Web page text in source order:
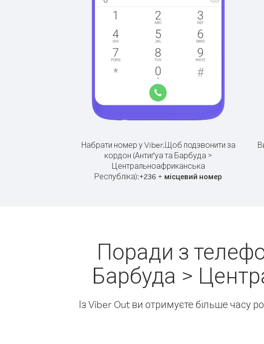
Набрати номер у Viber.Щоб подзвонити за
кордон (Антиґуа та Барбуда >
Центральноафриканська
Республіка):+236 + місцевий номер
Поради з
Барбуда >
Із Viber Out ви отримуєте більше часу